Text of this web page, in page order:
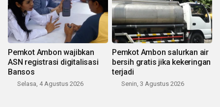
Pemkot Ambon wajibkan
ASN registrasi digitalisasi
Bansos
Selasa, 4 Agustus 2026
Pemkot Ambon salurkan air
bersih gratis jika kekeringan
terjadi
Senin, 3 Agustus 2026